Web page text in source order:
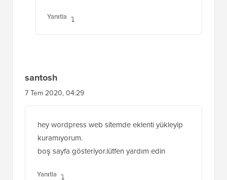
Yanıtla
santosh
7 Tem 2020, 04:29
hey wordpress web sitemde eklenti yükleyip
kuramıyorum.
boş sayfa gösteriyor.lütfen yardım edin
Yanıtla